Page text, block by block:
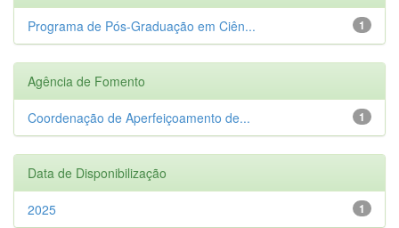
1
Programa de Pós-Graduação em Ciên...
Agência de Fomento
1
Coordenação de Aperfeiçoamento de...
Data de Disponibilização
1
2025